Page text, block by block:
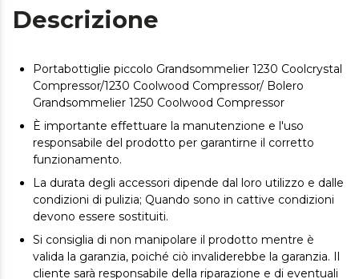
Descrizione
Portabottiglie piccolo Grandsommelier 1230 Coolcrystal
Compressor/1230 Coolwood Compressor/ Bolero
Grandsommelier 1250 Coolwood Compressor
È importante effettuare la manutenzione e l'uso
responsabile del prodotto per garantirne il corretto
funzionamento.
La durata degli accessori dipende dal loro utilizzo e dalle
condizioni di pulizia; Quando sono in cattive condizioni
devono essere sostituiti.
Si consiglia di non manipolare il prodotto mentre è
valida la garanzia, poiché ciò invaliderebbe la garanzia. Il
cliente sarà responsabile della riparazione e di eventuali